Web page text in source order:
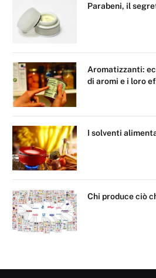
Parabeni, il
Aromatizzanti:
di aromi e i loro
I solventi
Chi produce ciò